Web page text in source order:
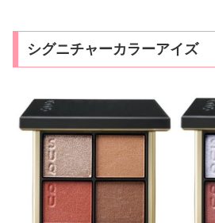
シグニチャーカラーアイズ